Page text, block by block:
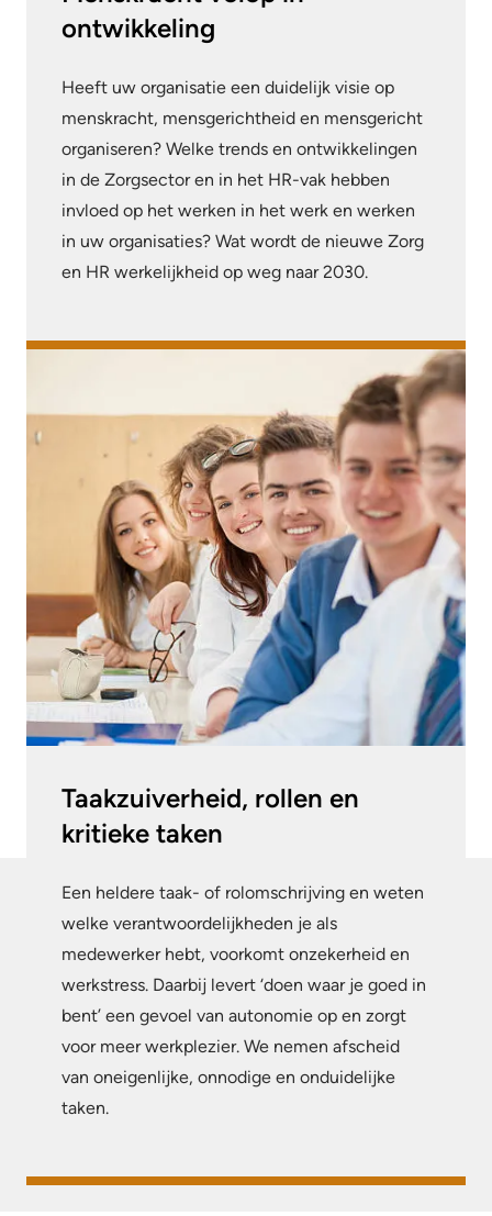
ontwikkeling
Heeft uw organisatie een duidelijk visie op
menskracht, mensgerichtheid en mensgericht
organiseren? Welke trends en ontwikkelingen
in de Zorgsector en in het HR-vak hebben
invloed op het werken in het werk en werken
in uw organisaties? Wat wordt de nieuwe Zorg
en HR werkelijkheid op weg naar 2030.
Taakzuiverheid, rollen en
kritieke taken
Een heldere taak- of rolomschrijving en weten
welke verantwoordelijkheden je als
medewerker hebt, voorkomt onzekerheid en
werkstress. Daarbij levert ‘doen waar je goed in
bent’ een gevoel van autonomie op en zorgt
voor meer werkplezier. We nemen afscheid
van oneigenlijke, onnodige en onduidelijke
taken.